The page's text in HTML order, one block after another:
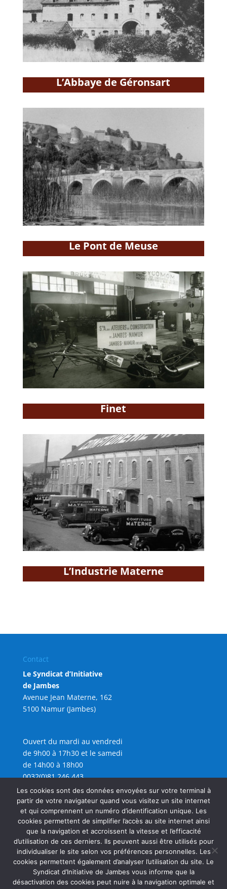
L’Abbaye de Géronsart
Le Pont de Meuse
Finet
L’Industrie Materne
Contact
Le Syndicat d’Initiative
de Jambes
Avenue Jean Materne, 162
5100 Namur (Jambes)
Ouvert du mardi au vendredi
de 9h00 à 17h30 et le samedi
de 14h00 à 18h00
0032(0)81 246 443
info@sijambes.be
Les cookies sont des données envoyées sur votre terminal à
partir de votre navigateur quand vous visitez un site internet
et qui comprennent un numéro d’identification unique. Les
cookies permettent de simplifier l’accès au site internet ainsi
que la navigation et accroissent la vitesse et l’efficacité
d’utilisation de ces derniers. Ils peuvent aussi être utilisés pour
individualiser le site selon vos préférences personnelles. Les
cookies permettent également d’analyser l’utilisation du site. Le
Syndicat d’Initiative de Jambes vous informe que la
désactivation des cookies peut nuire à la navigation optimale et